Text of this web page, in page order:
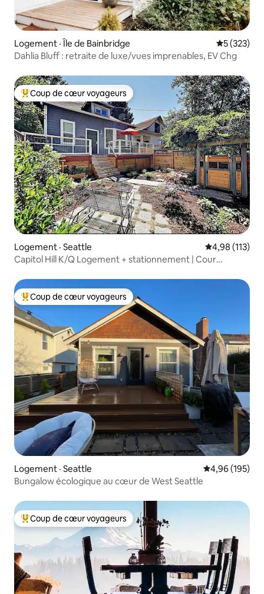
Logement · Île de Bainbridge Note
5 (323)
Dahlia Bluff : retraite de luxe/vues imprenables, EV Chg
Coup de cœur voyageurs parmi les plus aimés
Coup de cœur voyageurs
Logement · Seattle Note
4,98 (113)
Capitol Hill K/Q Logement + stationnement | Cour
Coup de cœur voyageurs parmi les plus aimés
Coup de cœur voyageurs
Logement · Seattle Note
4,96 (195)
Bungalow écologique au cœur de West Seattle
Coup de cœur voyageurs parmi les plus aimés
Coup de cœur voyageurs